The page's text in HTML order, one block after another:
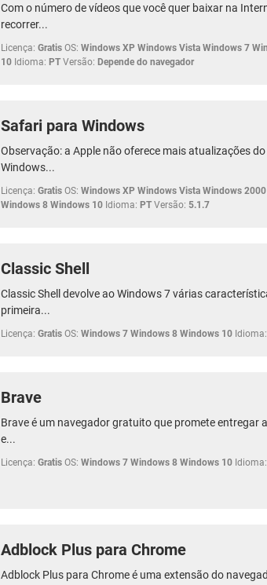
Com o número de vídeos que você quer baixar na
recorrer...
Licença: Gratis OS: Windows XP Windows Vista Windows 7
10 Idioma: PT Versão: Depende do navegador
Safari para Windows
Observação: a Apple não oferece mais atualizações
Windows...
Licença: Gratis OS: Windows XP Windows Vista Windows
Windows 8 Windows 10 Idioma: PT Versão: 5.1.7
Classic Shell
Classic Shell devolve ao Windows 7 várias
primeira...
Licença: Gratis OS: Windows 7 Windows 8 Windows 10 Idioma:
Brave
Brave é um navegador gratuito que promete entregar
e...
Licença: Gratis OS: Windows 7 Windows 8 Windows 10 Idioma:
Adblock Plus para Chrome
Adblock Plus para Chrome é uma extensão do